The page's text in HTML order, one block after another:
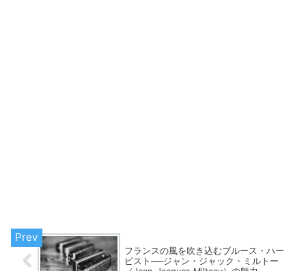
フランスの風を吹き込むブルース・ハー
ピスト──ジャン・ジャック・ミルトー